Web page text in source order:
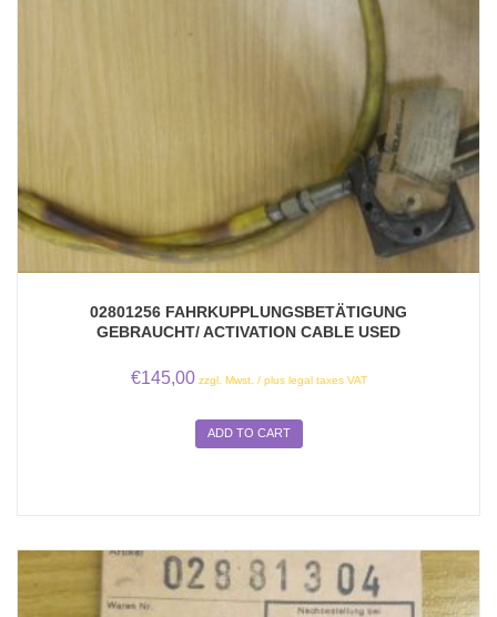
02801256 FAHRKUPPLUNGSBETÄTIGUNG
GEBRAUCHT/ ACTIVATION CABLE USED
€145,00 zzgl. Mwst. / plus legal taxes VAT
ADD TO CART